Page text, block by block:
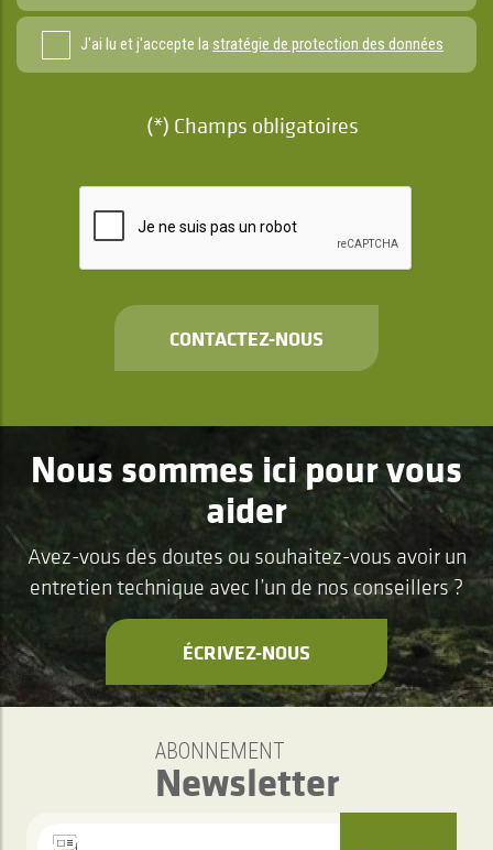
J'ai lu et j'accepte lastratégie de protection des données
(*) Champs obligatoires
CONTACTEZ-NOUS
Nous sommes ici pour vous
aider
Avez-vous des doutes ou souhaitez-vous avoir un
entretien technique avec l’un de nos conseillers ?
ÉCRIVEZ-NOUS
ABONNEMENT
Newsletter